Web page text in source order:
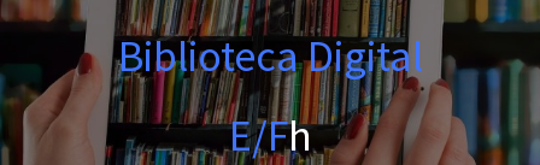
Biblioteca Digital
E/Fh